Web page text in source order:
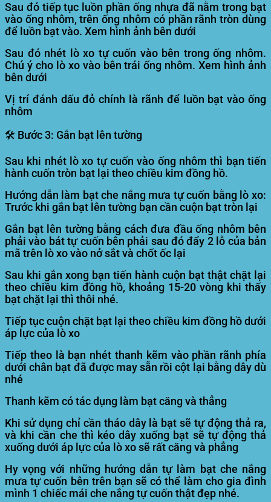
Sau đó tiếp tục luồn phần ống nhựa đã nằm trong bạt
vào ống nhôm, trên ống nhôm có phần rãnh tròn dùng
để luồn bạt vào. Xem hình ảnh bên dưới
Sau đó nhét lò xo tự cuốn vào bên trong ống nhôm.
Chú ý cho lò xo vào bên trái ống nhôm. Xem hình ảnh
bên dưới
Vị trí đánh dấu đỏ chính là rãnh để luồn bạt vào ống
nhôm
🛠️ Bước 3: Gắn bạt lên tường
Sau khi nhét lò xo tự cuốn vào ống nhôm thì bạn tiến
hành cuốn tròn bạt lại theo chiều kim đồng hồ.
Hướng dẫn làm bạt che nắng mưa tự cuốn bằng lò xo:
Trước khi gắn bạt lên tường bạn cần cuộn bạt tròn lại
Gắn bạt lên tường bằng cách đưa đầu ống nhôm bên
phải vào bát tự cuốn bên phải sau đó đẩy 2 lỗ của bản
mã trên lò xo vào nở sắt và chốt ốc lại
Sau khi gắn xong bạn tiến hành cuộn bạt thật chặt lại
theo chiều kim đồng hồ, khoảng 15-20 vòng khi thấy
bạt chặt lại thì thôi nhé.
Tiếp tục cuộn chặt bạt lại theo chiều kim đồng hồ dưới
áp lực của lò xo
Tiếp theo là bạn nhét thanh kẽm vào phần rãnh phía
dưới chân bạt đã được may sẵn rồi cột lại bằng dây dù
nhé
Thanh kẽm có tác dụng làm bạt căng và thẳng
Khi sử dụng chỉ cần tháo dây là bạt sẽ tự động thả ra,
và khi cần che thì kéo dây xuống bạt sẽ tự động thả
xuống dưới áp lực của lò xo sẽ rất căng và phẳng
Hy vọng với những hướng dẫn tự làm bạt che nắng
mưa tự cuốn bên trên bạn sẽ có thể làm cho gia đình
mình 1 chiếc mái che nắng tự cuốn thật đẹp nhé.